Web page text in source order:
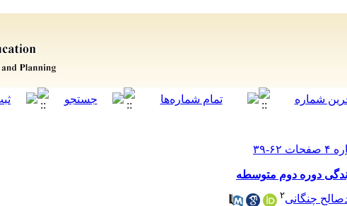
دوره دوم متوسطه
چنگانی۲